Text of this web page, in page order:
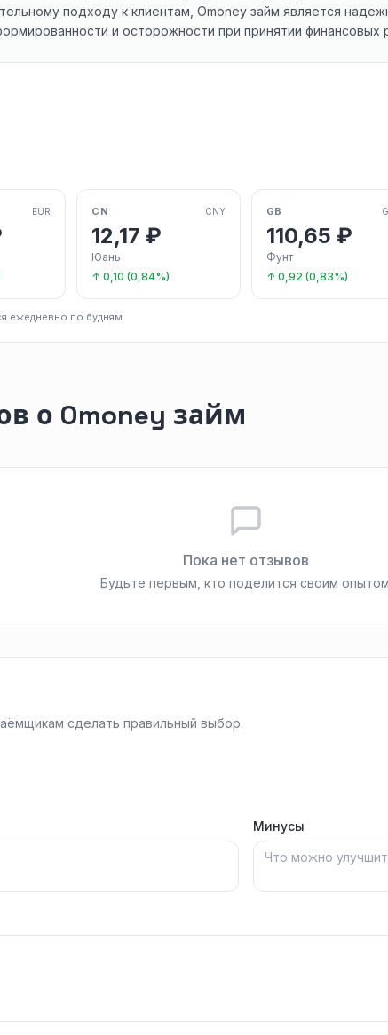
подходу к клиентам, Omoney займ является
и осторожности при принятии финансовых
EUR CN CNY
12,17 ₽
Юань
↑ 0,10 (0,84%)
GB
110,65 ₽
Фунт
↑ 0,92 (0,83%)
ежедневно по будням.
о Omoney займ
Пока нет отзывов
Будьте первым, кто поделится своим
сделать правильный выбор.
Минусы